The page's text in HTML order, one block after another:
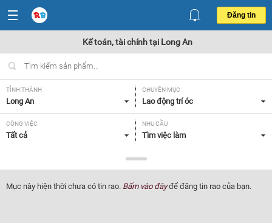
Đăng tin
Kế toán, tài chính tại Long An
TỈNH THÀNH
Long An
CHUYÊN MỤC
Lao động trí óc
CÔNG VIỆC
Tất cả
NHU CẦU
Tìm việc làm
Tất cả
Mục này hiện thời chưa có tin rao. Bấm vào đâyđể đăng tin rao của bạn.